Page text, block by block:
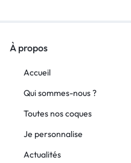
À propos
Accueil
Qui sommes-nous ?
Toutes nos coques
Je personnalise
Actualités